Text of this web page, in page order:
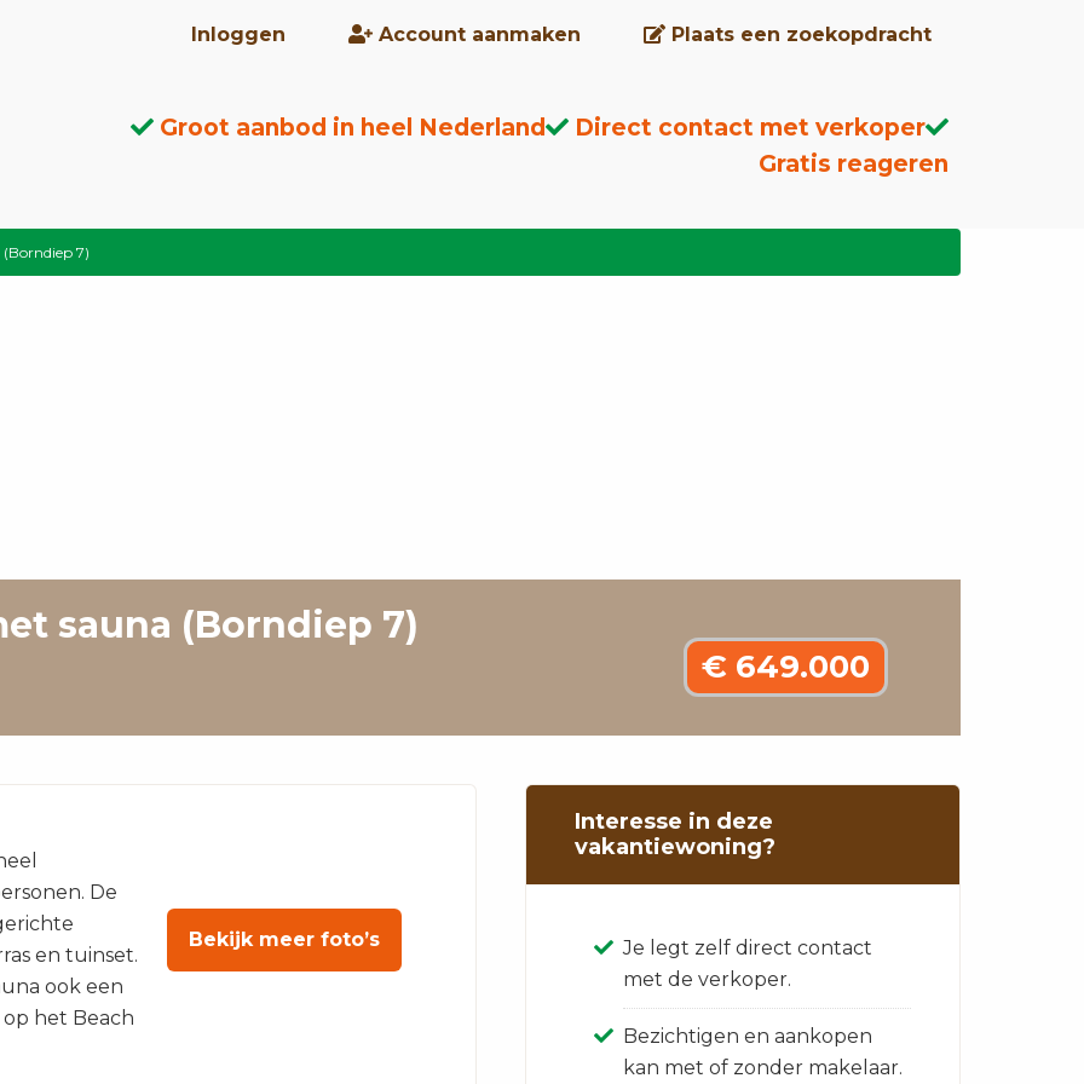
Inloggen Account aanmaken Plaats een zoekopdracht
Groot aanbod in heel Nederland
Direct contact met verkoper
Gratis reageren
(Borndiep 7)
sauna (Borndiep 7)
€ 649.000
De
en tuinset.
ook een
op het Beach
Bekijk meer foto’s
Interesse in deze
vakantiewoning?
Je legt zelf direct contact
met de verkoper.
Bezichtigen en aankopen
kan met of zonder makelaar.